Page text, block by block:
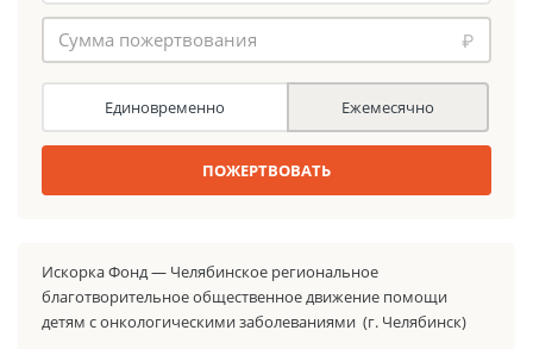
₽
Единовременно Ежемесячно
ПОЖЕРТВОВАТЬ
Искорка Фонд — Челябинское региональное
благотворительное общественное движение помощи
детям с онкологическими заболеваниями (г. Челябинск)